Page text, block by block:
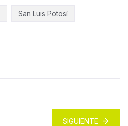
San Luis Potosí
SIGUIENTE